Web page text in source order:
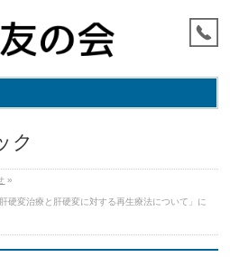
ク
»
硬変治療と肝硬変に対する再生療法について」に